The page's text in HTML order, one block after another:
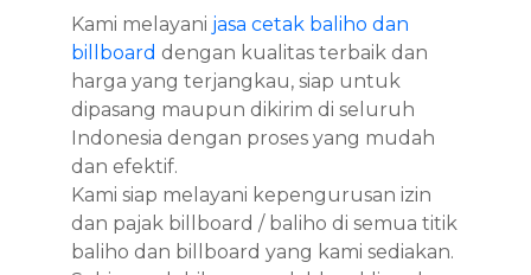
Kami melayani jasa cetak baliho dan
billboard dengan kualitas terbaik dan
harga yang terjangkau, siap untuk
dipasang maupun dikirim di seluruh
Indonesia dengan proses yang mudah
dan efektif.
Kami siap melayani kepengurusan izin
dan pajak billboard / baliho di semua titik
baliho dan billboard yang kami sediakan.